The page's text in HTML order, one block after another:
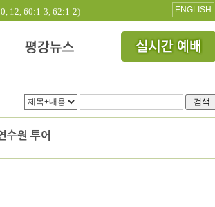
12, 60:1-3, 62:1-2) ENGLISH
검색
수원 투어